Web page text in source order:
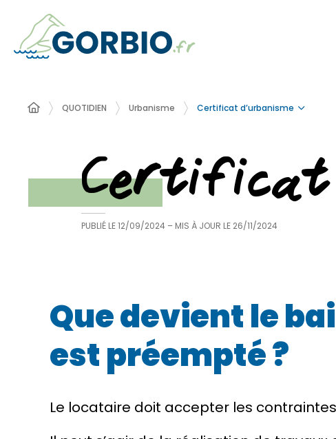
QUOTIDIEN Urbanisme Certificat d’urbanisme
Certificat
PUBLIÉ LE12/09/2024 – MIS À JOUR LE 26/11/2024
Que devient le
est préempté ?
Le locataire doit accepter les